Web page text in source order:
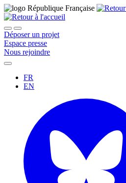
Déposer un projet
Espace presse
Nous rejoindre
FR
EN